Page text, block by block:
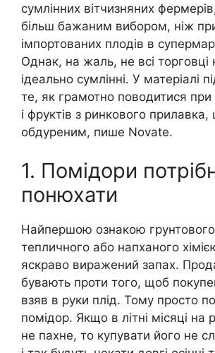
сумлінних вітчизняних
більш бажаним вибором, ніж
імпортованих плодів в
Однак, на жаль, не всі торговці
ідеально сумлінні. У матеріалі
те, як грамотно поводитися при
і фруктів з ринкового
обдуреним, пише Novate.
1. Помідори
понюхати
Найпершою ознакою
тепличного або напханого
яскраво виражений запах.
бувають проти того, щоб
взяв в руки плід. Тому просто
помідор. Якщо в літні місяці на
не пахне, то купувати його не